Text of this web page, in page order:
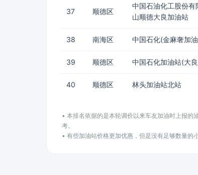
37 顺德区
中国石油化工股份有
山顺德大良加油站
38 南海区 中国石化(金麻奢加
39 顺德区 中国石化加油站(大
40 顺德区 林头加油站北站
• 本排名依据的是本轮调价以来车友加油时上报的
考。
• 有些加油站价格更加优惠，但是没有足够数量的